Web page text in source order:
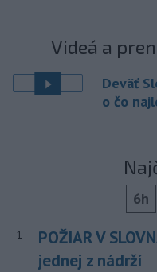
Videá a
Deväť
o čo
6h
1
POŽIAR V
jednej z nádrží